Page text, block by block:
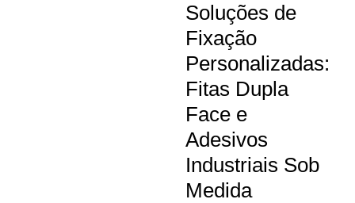
Soluções de
Fixação
Personalizadas:
Fitas Dupla
Face e
Adesivos
Industriais Sob
Medida